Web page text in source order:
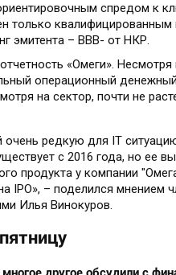
спредом к
только квалифицированным
эмитента – BBB- от НКР.
«Омеги».
операционный
на сектор, почти не
очень редкую для IT
с 2016 года, но ее
продукта у компании
IPO», – поделился мнением
Илья Винокуров.